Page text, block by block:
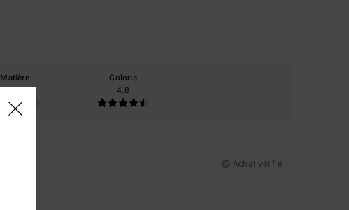
Matière
4.7
Coloris
4.8
Achat vérifié